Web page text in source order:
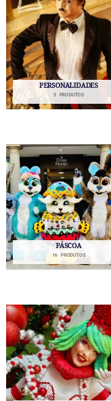
PERSONALIDADES
5 PRODUTOS
PÁSCOA
16 PRODUTOS